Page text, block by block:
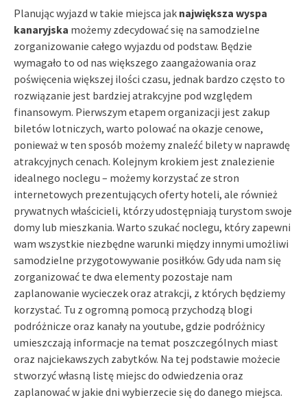
Planując wyjazd w takie miejsca jak największa wyspa
kanaryjska możemy zdecydować się na samodzielne
zorganizowanie całego wyjazdu od podstaw. Będzie
wymagało to od nas większego zaangażowania oraz
poświęcenia większej ilości czasu, jednak bardzo często to
rozwiązanie jest bardziej atrakcyjne pod względem
finansowym. Pierwszym etapem organizacji jest zakup
biletów lotniczych, warto polować na okazje cenowe,
ponieważ w ten sposób możemy znaleźć bilety w naprawdę
atrakcyjnych cenach. Kolejnym krokiem jest znalezienie
idealnego noclegu – możemy korzystać ze stron
internetowych prezentujących oferty hoteli, ale również
prywatnych właścicieli, którzy udostępniają turystom swoje
domy lub mieszkania. Warto szukać noclegu, który zapewni
wam wszystkie niezbędne warunki między innymi umożliwi
samodzielne przygotowywanie posiłków. Gdy uda nam się
zorganizować te dwa elementy pozostaje nam
zaplanowanie wycieczek oraz atrakcji, z których będziemy
korzystać. Tu z ogromną pomocą przychodzą blogi
podróżnicze oraz kanały na youtube, gdzie podróżnicy
umieszczają informacje na temat poszczególnych miast
oraz najciekawszych zabytków. Na tej podstawie możecie
stworzyć własną listę miejsc do odwiedzenia oraz
zaplanować w jakie dni wybierzecie się do danego miejsca.